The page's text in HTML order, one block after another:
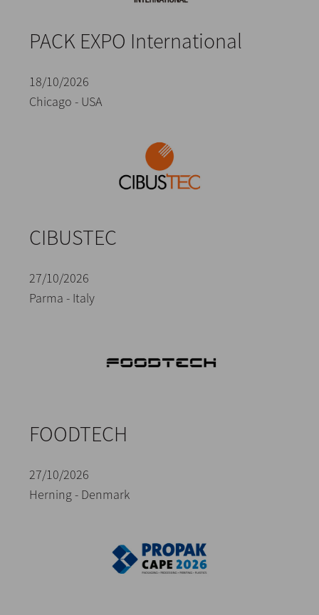
PACK EXPO International
18/10/2026
Chicago - USA
CIBUSTEC
27/10/2026
Parma - Italy
FOODTECH
27/10/2026
Herning - Denmark